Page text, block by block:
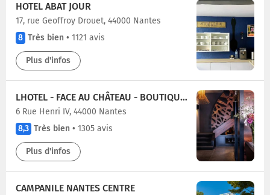
HOTEL ABAT JOUR
17, rue Geoffroy Drouet, 44000 Nantes
8 Très bien • 1121 avis
Plus d'infos
LHOTEL - FACE AU CHÂTEAU - BOUTIQUE HÔTEL ET SÉMINAIRES
6 Rue Henri IV, 44000 Nantes
8,3 Très bien • 1305 avis
Plus d'infos
CAMPANILE NANTES CENTRE